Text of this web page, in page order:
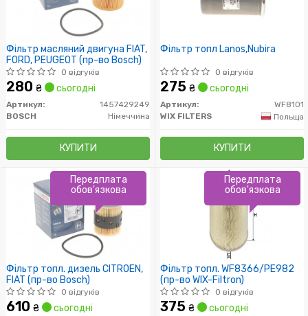
Фільтр масляний двигуна FIAT,
FORD, PEUGEOT (пр-во Bosch)
0 відгуків
280 ₴ сьогодні
Артикул:
1457429249
BOSCH
Німеччина
КУПИТИ
Фільтр топл Lanos,Nubira
0 відгуків
275 ₴ сьогодні
Артикул:
WF8101
WIX FILTERS
Польща
КУПИТИ
Фільтр топл. дизель CITROEN,
FIAT (пр-во Bosch)
0 відгуків
610 ₴ сьогодні
Передплата
обов'язкова
Фільтр топл. WF8366/PE982
(пр-во WIX-Filtron)
0 відгуків
375 ₴ сьогодні
Передплата
обов'язкова